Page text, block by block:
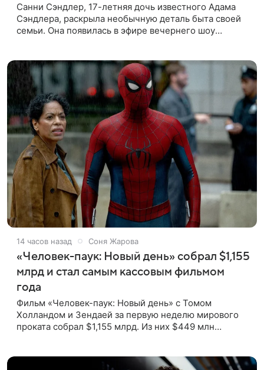
Санни Сэндлер, 17-летняя дочь известного Адама
Сэндлера, раскрыла необычную деталь быта своей
семьи. Она появилась в эфире вечернего шоу
14 часов назад Соня Жарова
«Человек-паук: Новый день» собрал $1,155
млрд и стал самым кассовым фильмом
года
Фильм «Человек-паук: Новый день» с Томом
Холландом и Зендаей за первую неделю мирового
проката собрал $1,155 млрд. Из них $449 млн